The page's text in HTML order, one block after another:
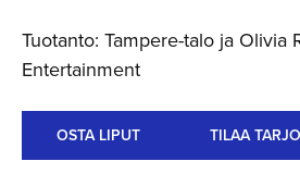
Tuotanto: Tampere-talo ja Olivia
Entertainment
OSTA LIPUT TILAA